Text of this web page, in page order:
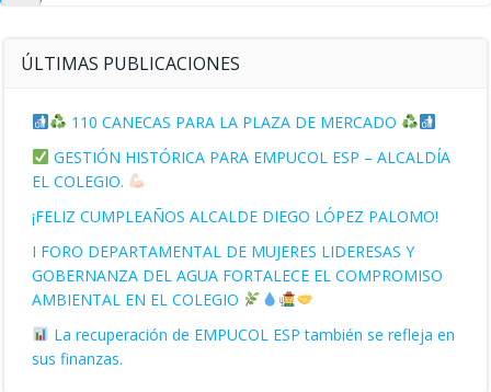
búsqueda
ÚLTIMAS PUBLICACIONES
110 CANECAS PARA LA PLAZA DE MERCADO
GESTIÓN HISTÓRICA PARA EMPUCOL ESP – ALCALDÍA
EL COLEGIO.
¡FELIZ CUMPLEAÑOS ALCALDE DIEGO LÓPEZ PALOMO!
I FORO DEPARTAMENTAL DE MUJERES LIDERESAS Y
GOBERNANZA DEL AGUA FORTALECE EL COMPROMISO
AMBIENTAL EN EL COLEGIO
La recuperación de EMPUCOL ESP también se refleja en
sus finanzas.